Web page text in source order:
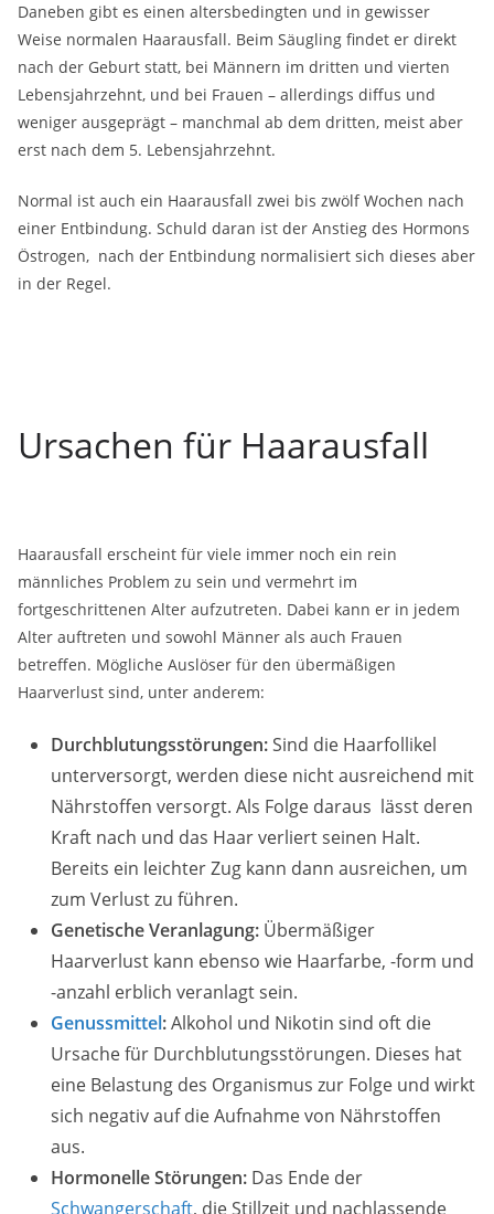
Daneben gibt es einen altersbedingten und in gewisser
Weise normalen Haarausfall. Beim Säugling findet er direkt
nach der Geburt statt, bei Männern im dritten und vierten
Lebensjahrzehnt, und bei Frauen – allerdings diffus und
weniger ausgeprägt – manchmal ab dem dritten, meist aber
erst nach dem 5. Lebensjahrzehnt.
Normal ist auch ein Haarausfall zwei bis zwölf Wochen nach
einer Entbindung. Schuld daran ist der Anstieg des Hormons
Östrogen, nach der Entbindung normalisiert sich dieses aber
in der Regel.
Ursachen für Haarausfall
Haarausfall erscheint für viele immer noch ein rein
männliches Problem zu sein und vermehrt im
fortgeschrittenen Alter aufzutreten. Dabei kann er in jedem
Alter auftreten und sowohl Männer als auch Frauen
betreffen. Mögliche Auslöser für den übermäßigen
Haarverlust sind, unter anderem:
Durchblutungsstörungen:Sind die Haarfollikel
unterversorgt, werden diese nicht ausreichend mit
Nährstoffen versorgt. Als Folge daraus lässt deren
Kraft nach und das Haar verliert seinen Halt.
Bereits ein leichter Zug kann dann ausreichen, um
zum Verlust zu führen.
Genetische Veranlagung: Übermäßiger
Haarverlust kann ebenso wie Haarfarbe, -form und
-anzahl erblich veranlagt sein.
Genussmittel:Alkohol und Nikotin sind oft die
Ursache für Durchblutungsstörungen. Dieses hat
eine Belastung des Organismus zur Folge und wirkt
sich negativ auf die Aufnahme von Nährstoffen
aus.
Hormonelle Störungen: Das Ende der
Schwangerschaft, die Stillzeit und nachlassende